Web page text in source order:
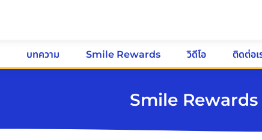
บทความ Smile Rewards วิดีโอ ติดต่อเ
Smile Rewards